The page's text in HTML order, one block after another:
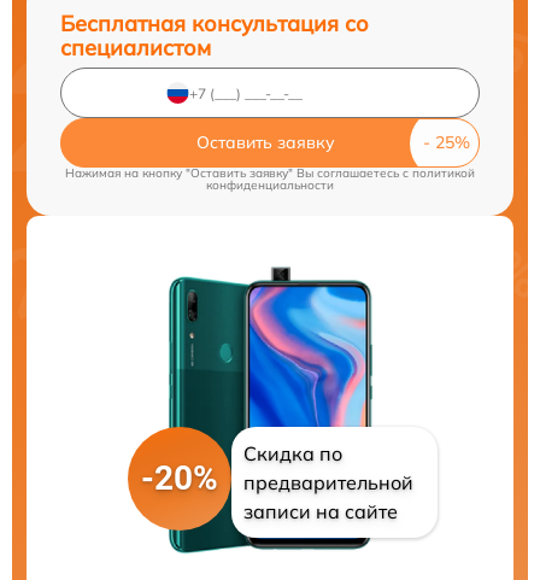
Бесплатная консультация со
специалистом
Оставить заявку
Нажимая на кнопку "Оставить заявку" Вы соглашаетесь cполитикой
конфиденциальности
-20%
Скидка по
предварительной
записи на сайте